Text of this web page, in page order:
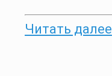
Читать далее